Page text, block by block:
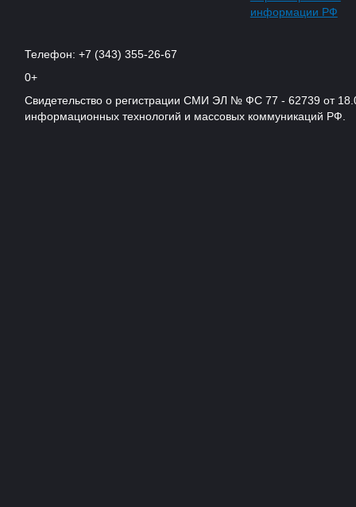
информации РФ
Телефон: +7 (343) 355-26-67
0+
Свидетельство о регистрации СМИ ЭЛ № ФС 77 - 62739 от
информационных технологий и массовых коммуникаций РФ.